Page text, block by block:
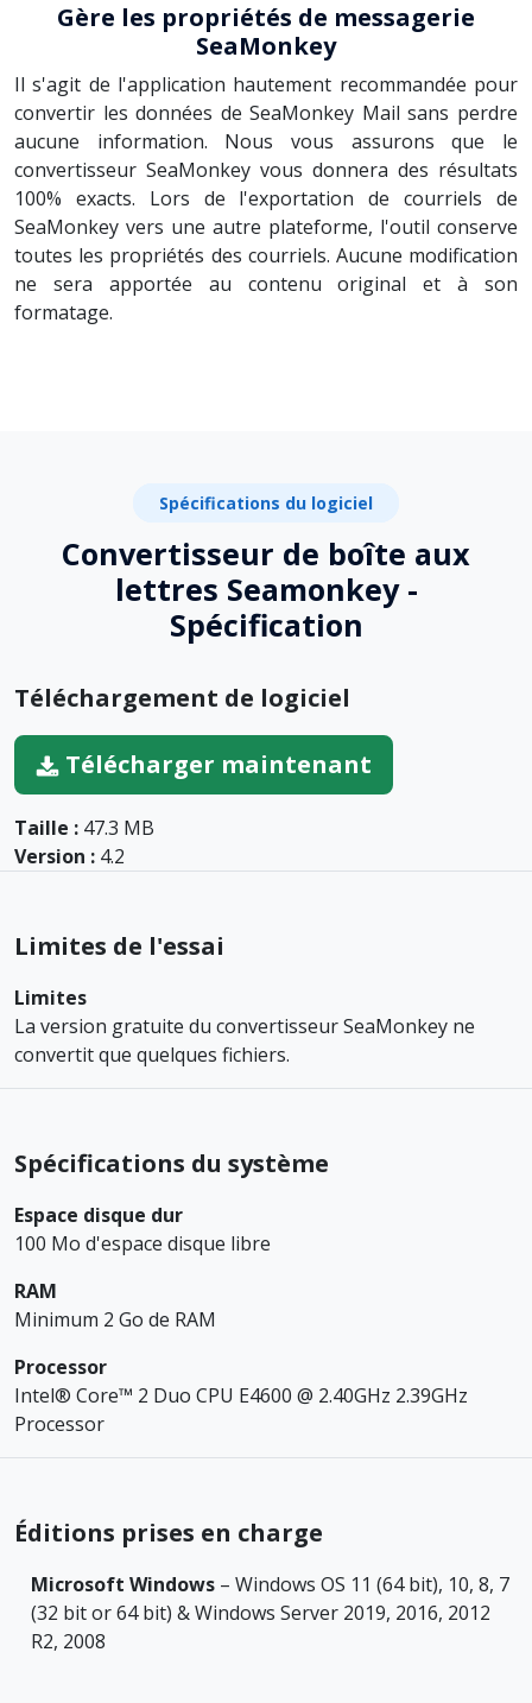
Gère les propriétés de messagerie
SeaMonkey
Il s'agit de l'application hautement recommandée pour
convertir les données de SeaMonkey Mail sans perdre
aucune information. Nous vous assurons que le
convertisseur SeaMonkey vous donnera des résultats
100% exacts. Lors de l'exportation de courriels de
SeaMonkey vers une autre plateforme, l'outil conserve
toutes les propriétés des courriels. Aucune modification
ne sera apportée au contenu original et à son
formatage.
Spécifications du logiciel
Convertisseur de boîte aux
lettres Seamonkey -
Spécification
Téléchargement de logiciel
Télécharger maintenant
Taille : 47.3 MB
Version : 4.2
Limites de l'essai
Limites
La version gratuite du convertisseur SeaMonkey ne
convertit que quelques fichiers.
Spécifications du système
Espace disque dur
100 Mo d'espace disque libre
RAM
Minimum 2 Go de RAM
Processor
Intel® Core™ 2 Duo CPU E4600 @ 2.40GHz 2.39GHz
Processor
Éditions prises en charge
Microsoft Windows – Windows OS 11 (64 bit), 10, 8, 7
(32 bit or 64 bit) & Windows Server 2019, 2016, 2012
R2, 2008